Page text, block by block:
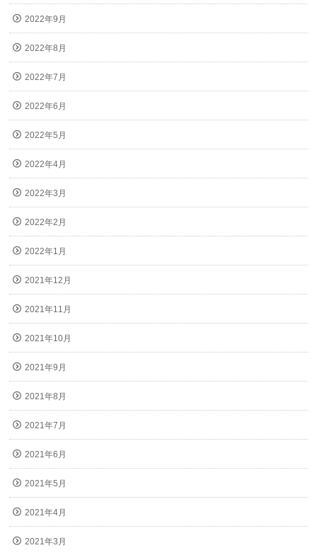
2022年9月
2022年8月
2022年7月
2022年6月
2022年5月
2022年4月
2022年3月
2022年2月
2022年1月
2021年12月
2021年11月
2021年10月
2021年9月
2021年8月
2021年7月
2021年6月
2021年5月
2021年4月
2021年3月